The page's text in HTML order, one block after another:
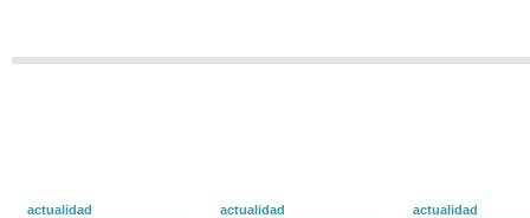
actualidad
actualidad
actualidad